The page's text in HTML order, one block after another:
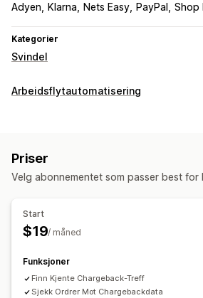
Adyen Klarna Nets Easy PayPal Shop
Kategorier
Svindel
Svindeltyper
Verktøy for forhindring
Bestillingsbekreftelse
Svindelfiltre
Varslinger og analyse
Høyrisikovarsler
Analyse om tilbakebetalinger
Appvarslinger E-postvarsler
Arbeidsflytautomatisering
Bestillingsoppfyllelse
Tidsbasert Bestillingsbehandling
Betinget logikk
Priser
Velg abonnementet som passer best for
Start
$19/ måned
Funksjoner
Finn Kjente Chargeback-Treff
Sjekk Ordrer Mot Chargebackdata